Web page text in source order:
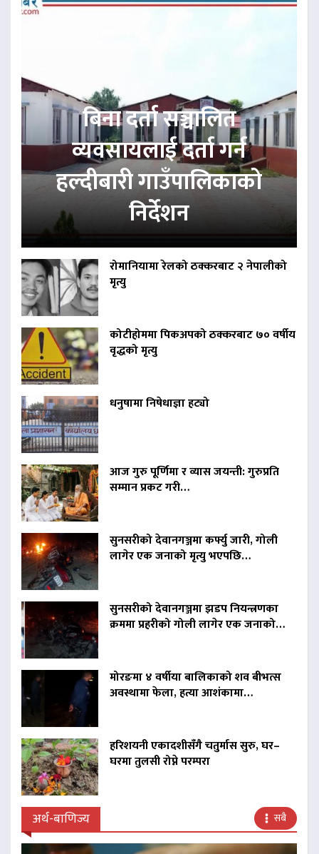
बिना दर्ता सञ्चालित
व्यवसायलाई दर्ता गर्न
हल्दीबारी गाउँपालिकाको
निर्देशन
रोमानियामा रेलको ठक्करबाट २ नेपालीको
मृत्यु
कोटीहोममा पिकअपको ठक्करबाट ७० वर्षीय
वृद्धको मृत्यु
धनुषामा निषेधाज्ञा हट्यो
आज गुरु पूर्णिमा र व्यास जयन्ती: गुरुप्रति
सम्मान प्रकट गरी…
सुनसरीको देवानगञ्जमा कर्फ्यु जारी, गोली
लागेर एक जनाको मृत्यु भएपछि…
सुनसरीको देवानगञ्जमा झडप नियन्त्रणका
क्रममा प्रहरीको गोली लागेर एक जनाको…
मोरङमा ४ वर्षीया बालिकाको शव बीभत्स
अवस्थामा फेला, हत्या आशंकामा…
हरिशयनी एकादशीसँगै चतुर्मास सुरु, घर–
घरमा तुलसी रोप्ने परम्परा
अर्थ-बाणिज्य सबै